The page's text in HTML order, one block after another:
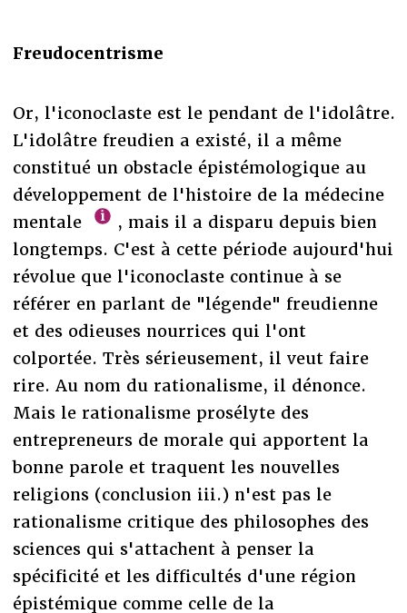
Freudocentrisme
Or, l'iconoclaste est le pendant de l'idolâtre.
L'idolâtre freudien a existé, il a même
constitué un obstacle épistémologique au
développement de l'histoire de la médecine
mentale
, mais il a disparu depuis bien
longtemps. C'est à cette période aujourd'hui
révolue que l'iconoclaste continue à se
référer en parlant de "légende" freudienne
et des odieuses nourrices qui l'ont
colportée. Très sérieusement, il veut faire
rire. Au nom du rationalisme, il dénonce.
Mais le rationalisme prosélyte des
entrepreneurs de morale qui apportent la
bonne parole et traquent les nouvelles
religions (conclusion iii.) n'est pas le
rationalisme critique des philosophes des
sciences qui s'attachent à penser la
spécificité et les difficultés d'une région
épistémique comme celle de la